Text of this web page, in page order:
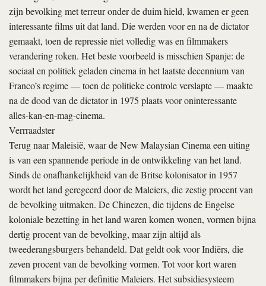
zijn bevolking met terreur onder de duim hield, kwamen er geen
interessante films uit dat land. Die werden voor en na de dictator
gemaakt, toen de repressie niet volledig was en filmmakers
verandering roken. Het beste voorbeeld is misschien Spanje: de
sociaal en politiek geladen cinema in het laatste decennium van
Franco’s regime — toen de politieke controle verslapte — maakte
na de dood van de dictator in 1975 plaats voor oninteressante
alles-kan-en-mag-cinema.
Verrraadster
Terug naar Maleisië, waar de New Malaysian Cinema een uiting
is van een spannende periode in de ontwikkeling van het land.
Sinds de onafhankelijkheid van de Britse kolonisator in 1957
wordt het land geregeerd door de Maleiers, die zestig procent van
de bevolking uitmaken. De Chinezen, die tijdens de Engelse
koloniale bezetting in het land waren komen wonen, vormen bijna
dertig procent van de bevolking, maar zijn altijd als
tweederangsburgers behandeld. Dat geldt ook voor Indiërs, die
zeven procent van de bevolking vormen. Tot voor kort waren
filmmakers bijna per definitie Maleiers. Het subsidiesysteem